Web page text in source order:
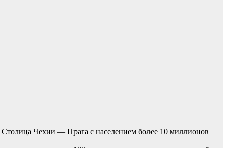
Чехии — Прага с населением более 10 миллионов